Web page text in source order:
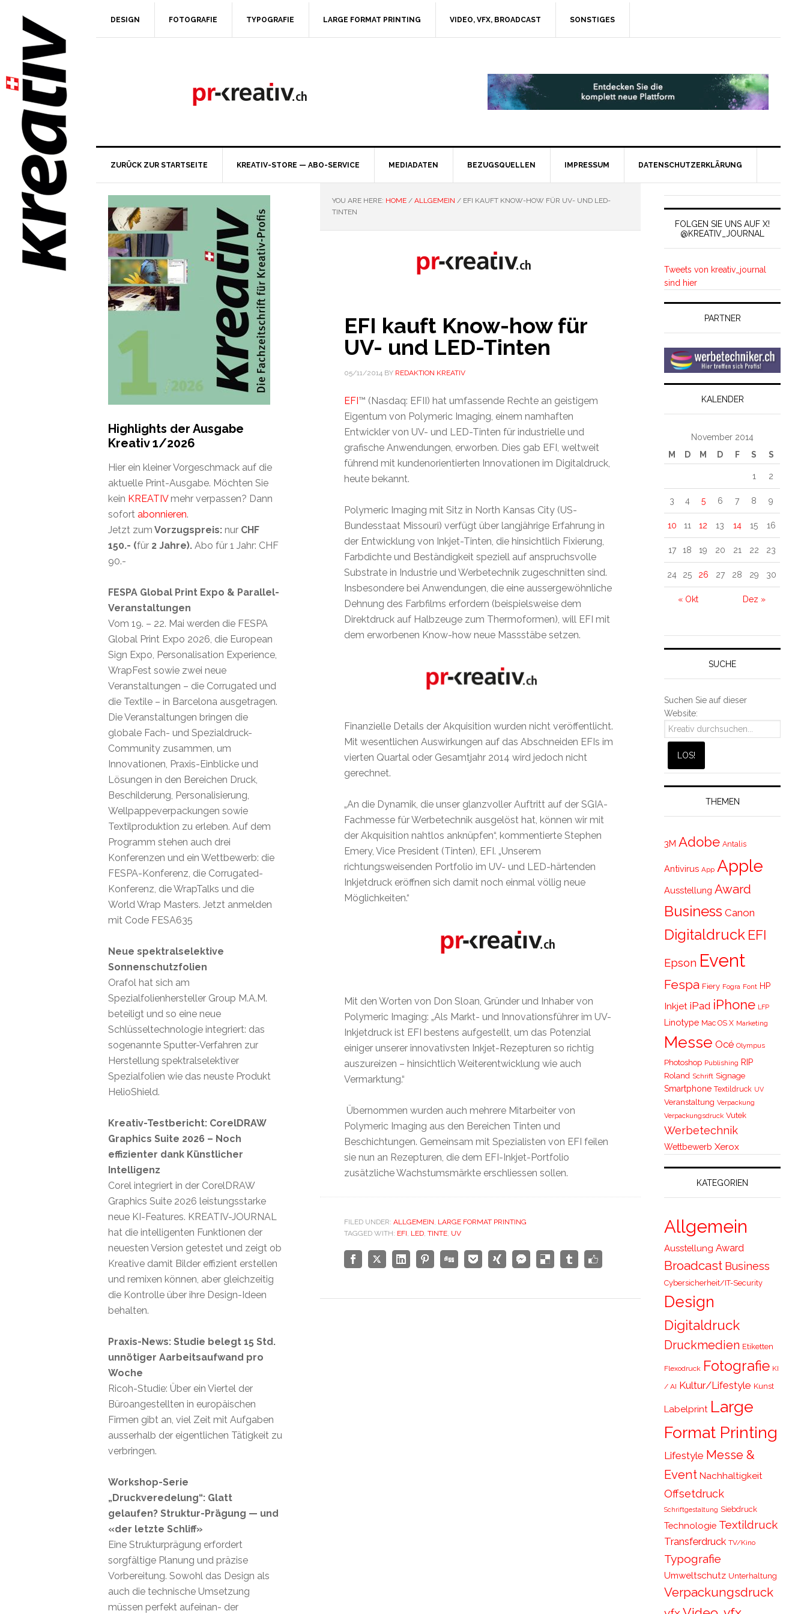
DESIGN FOTOGRAFIE TYPOGRAFIE LARGE FORMAT PRINTING VIDEO, VFX, BROADCAST SONSTIGES
ZURÜCK ZUR STARTSEITE KREATIV-STORE — ABO-SERVICE MEDIADATEN BEZUGSQUELLEN IMPRESSUM DATENSCHUTZERKLÄRUNG
YOU ARE HERE: HOME / ALLGEMEIN /EFI KAUFT KNOW-HOW FÜR UV- UND LED-
TINTEN
EFI kauft Know-how für
UV- und LED-Tinten
05/11/2014BY REDAKTION KREATIV
EFI™ (Nasdaq: EFII) hat umfassende Rechte an geistigem
Eigentum von Polymeric Imaging, einem namhaften
Entwickler von UV- und LED-Tinten für industrielle und
grafische Anwendungen, erworben. Dies gab EFI, weltweit
führend mit kundenorientierten Innovationen im Digitaldruck,
heute bekannt.
Polymeric Imaging mit Sitz in North Kansas City (US-
Bundesstaat Missouri) verfügt über langjährige Erfahrung in
der Entwicklung von Inkjet-Tinten, die hinsichtlich Fixierung,
Farbdichte und Beständigkeit speziell auf anspruchsvolle
Substrate in Industrie und Werbetechnik zugeschnitten sind.
Insbesondere bei Anwendungen, die eine aussergewöhnliche
Dehnung des Farbfilms erfordern (beispielsweise dem
Direktdruck auf Halbzeuge zum Thermoformen), will EFI mit
dem erworbenen Know-how neue Massstäbe setzen.
Finanzielle Details der Akquisition wurden nicht veröffentlicht.
Mit wesentlichen Auswirkungen auf das Abschneiden EFIs im
vierten Quartal oder Gesamtjahr 2014 wird jedoch nicht
gerechnet.
„An die Dynamik, die unser glanzvoller Auftritt auf der SGIA-
Fachmesse für Werbetechnik ausgelöst hat, können wir mit
der Akquisition nahtlos anknüpfen“, kommentierte Stephen
Emery, Vice President (Tinten), EFI. „Unserem
richtungsweisenden Portfolio im UV- und LED-härtenden
Inkjetdruck eröffnen sich damit noch einmal völlig neue
Möglichkeiten.“
Mit den Worten von Don Sloan, Gründer und Inhaber von
Polymeric Imaging: „Als Markt- und Innovationsführer im UV-
Inkjetdruck ist EFI bestens aufgestellt, um das Potenzial
einiger unserer innovativsten Inkjet-Rezepturen so richtig
auszureizen – hinsichtlich Weiterentwicklung wie auch
Vermarktung.“
Übernommen wurden auch mehrere Mitarbeiter von
Polymeric Imaging aus den Bereichen Tinten und
Beschichtungen. Gemeinsam mit Spezialisten von EFI feilen
sie nun an Rezepturen, die dem EFI-Inkjet-Portfolio
zusätzliche Wachstumsmärkte erschliessen sollen.
FILED UNDER: ALLGEMEIN, LARGE FORMAT PRINTING
TAGGED WITH: EFI, LED, TINTE, UV
FOLGEN SIE UNS AUF X!
@KREATIV_JOURNAL
Tweets von kreativ_journal
sind hier
PARTNER
KALENDER
November 2014
M
D M D F S S
« Okt Dez »
1 2
3 4 5 6 7 8 9
10 11 12 13 14 15 16
17 18 19 20 21 22 23
24 25 26 27 28 29 30
SUCHE
Suchen Sie auf dieser
Website:
THEMEN
3M Adobe Antalis
Antivirus App Apple
Ausstellung Award
Business Canon
Digitaldruck EFI
Epson Event
Fespa Fiery Fogra Font HP
Inkjet iPad iPhone LFP
Linotype Mac OS X Marketing
Messe Océ Olympus
Photoshop Publishing RIP
Roland Schrift Signage
Smartphone Textildruck UV
Veranstaltung Verpackung
Verpackungsdruck Vutek
Werbetechnik
Wettbewerb Xerox
KATEGORIEN
Allgemein
Ausstellung Award
Broadcast Business
Cybersicherheit/IT-Security
Design
Digitaldruck
Druckmedien Etiketten
Flexodruck Fotografie KI
/ AI Kultur/Lifestyle Kunst
Labelprint Large
Format Printing
Lifestyle Messe &
Event Nachhaltigkeit
Offsetdruck
Schriftgestaltung Siebdruck
Technologie Textildruck
Transferdruck TV/Kino
Typografie
Umweltschutz Unterhaltung
Verpackungsdruck
Highlights der Ausgabe
Kreativ 1/2026
Hier ein kleiner Vorgeschmack auf die
aktuelle Print-Ausgabe. Möchten Sie
kein KREATIVmehr verpassen? Dann
sofort abonnieren.
Jetzt zum Vorzugspreis: nur CHF
150.- (für 2 Jahre). Abo für 1 Jahr: CHF
90.-
FESPA Global Print Expo & Parallel-
Veranstaltungen
Vom 19. – 22. Mai werden die FESPA
Global Print Expo 2026, die European
Sign Expo, Personalisation Experience,
WrapFest sowie zwei neue
Veranstaltungen – die Corrugated und
die Textile – in Barcelona ausgetragen.
Die Veranstaltungen bringen die
globale Fach- und Spezialdruck-
Community zusammen, um
Innovationen, Praxis-Einblicke und
Lösungen in den Bereichen Druck,
Beschilderung, Personalisierung,
Wellpappeverpackungen sowie
Textilproduktion zu erleben. Auf dem
Programm stehen auch drei
Konferenzen und ein Wettbewerb: die
FESPA-Konferenz, die Corrugated-
Konferenz, die WrapTalks und die
World Wrap Masters. Jetzt anmelden
mit Code FESA635
Neue spektralselektive
Sonnenschutzfolien
Orafol hat sich am
Spezialfolienhersteller Group M.A.M.
beteiligt und so eine neue
Schlüsseltechnologie integriert: das
sogenannte Sputter-Verfahren zur
Herstellung spektralselektiver
Spezialfolien wie das neuste Produkt
HelioShield.
Kreativ-Testbericht: CorelDRAW
Graphics Suite 2026 – Noch
effizienter dank Künstlicher
Intelligenz
Corel integriert in der CorelDRAW
Graphics Suite 2026 leistungsstarke
neue KI-Features. KREATIV-JOURNAL
hat die intelligenten Funktionen der
neuesten Version getestet und zeigt ob
Kreative damit Bilder effizient erstellen
und remixen können, aber gleichzeitig
die Kontrolle über ihre Design-Ideen
behalten.
Praxis-News: Studie belegt 15 Std.
unnötiger Aarbeitsaufwand pro
Woche
Ricoh-Studie: Über ein Viertel der
Büroangestellten in europäischen
Firmen gibt an, viel Zeit mit Aufgaben
ausserhalb der eigentlichen Tätigkeit zu
verbringen.
Workshop-Serie
„Druckveredelung“: Glatt
gelaufen? Struktur-Prägung — und
«der letzte Schliff»
Eine Strukturprägung erfordert
sorgfältige Planung und präzise
Vorbereitung. Sowohl das Design als
auch die technische Umsetzung
müssen perfekt aufeinan- der